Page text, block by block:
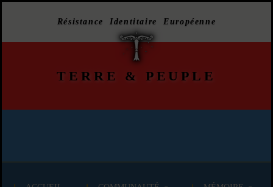
Résistance Identitaire Européenne
TERRE & PEUPLE